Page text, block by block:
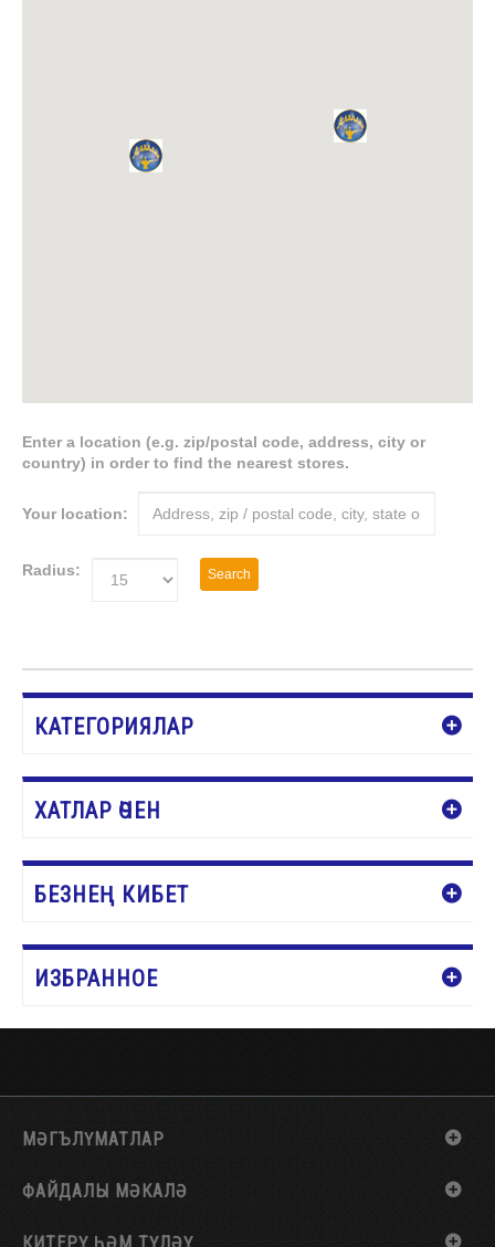
Enter a location (e.g. zip/postal code, address, city or
country) in order to find the nearest stores.
Your location:
Radius: Search
КАТЕГОРИЯЛАР
ХАТЛАР ӨЧЕН
БЕЗНЕҢ КИБЕТ
ИЗБРАННОЕ
МӘГЪЛҮМАТЛАР
ФАЙДАЛЫ МӘКАЛӘ